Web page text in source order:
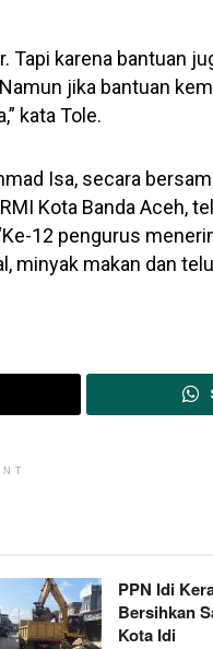
Tapi karena bantuan
jika bantuan
kata Tole.
Isa, secara
Kota Banda Aceh,
12 pengurus
minyak makan dan
PPN Idi
Bersihkan
Kota Idi